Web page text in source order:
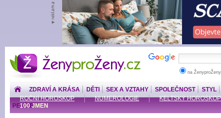
ŽenyproŽeny.cz
na
ZDRAVÍ A KRÁSA DĚTI SEX A VZTAHY SPOLEČNOST
STYL
ROČNÍ HOROSKOP
NUMEROLOGIE
KELTSKÝ HOROSKOP
100 JMEN
PENÍZE